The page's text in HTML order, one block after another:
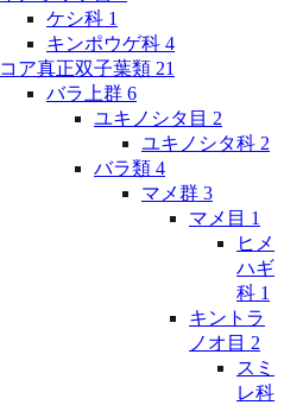
ケシ科 1
キンポウゲ科 4
コア真正双子葉類 21
バラ上群 6
ユキノシタ目 2
ユキノシタ科 2
バラ類 4
マメ群 3
マメ目 1
ヒメ
ハギ
科 1
キントラ
ノオ目 2
スミ
レ科